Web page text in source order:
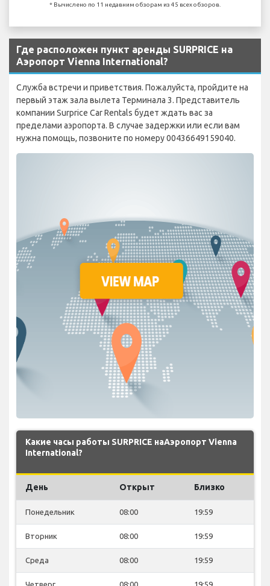
* Вычислено по 11 недавним обзорам из 45 всех обзоров.
Где расположен пункт аренды SURPRICE на
Аэропорт Vienna International?
Служба встречи и приветствия. Пожалуйста, пройдите на
первый этаж зала вылета Терминала 3. Представитель
компании Surprice Car Rentals будет ждать вас за
пределами аэропорта. В случае задержки или если вам
нужна помощь, позвоните по номеру 00436649159040.
Какие часы работы SURPRICE наАэропорт Vienna
International?
День Открыт Близко
Понедельник 08:00 19:59
Вторник 08:00 19:59
Среда 08:00 19:59
Четверг 08:00 19:59